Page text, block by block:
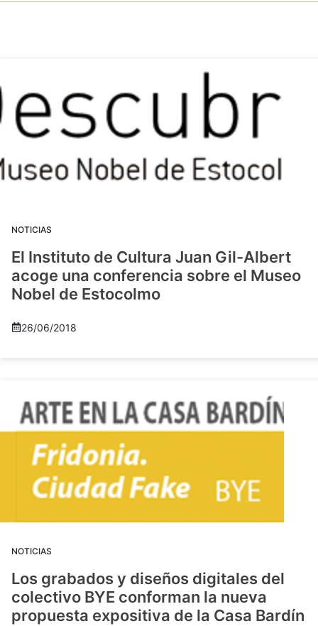
NOTICIAS
El Instituto de Cultura Juan Gil-Albert
acoge una conferencia sobre el Museo
Nobel de Estocolmo
26/06/2018
NOTICIAS
Los grabados y diseños digitales del
colectivo BYE conforman la nueva
propuesta expositiva de la Casa Bardín